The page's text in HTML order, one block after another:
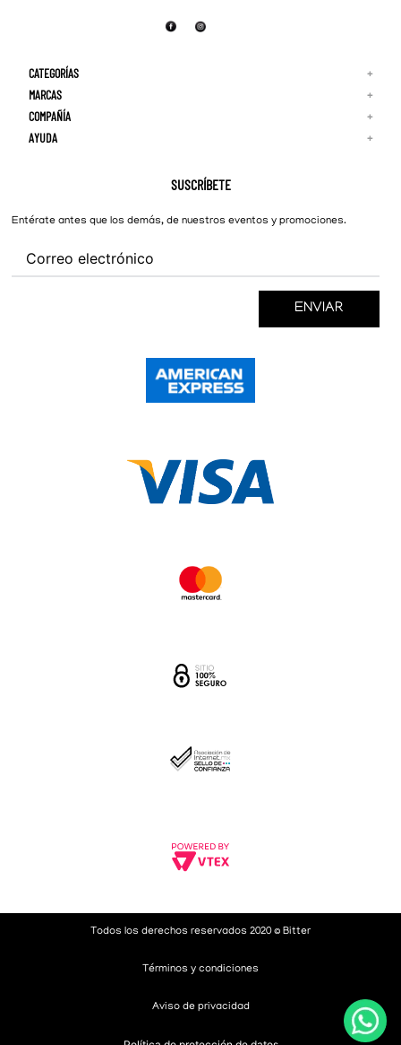
CATEGORÍAS +
MARCAS +
Adidas
Reebok
COMPAÑÍA +
Quiénes Somos
AYUDA +
SUSCRÍBETE
Entérate antes que los demás, de nuestros eventos y promociones.
ENVIAR
Todos los derechos reservados 2020 © Bitter
Términos y condiciones
Aviso de privacidad